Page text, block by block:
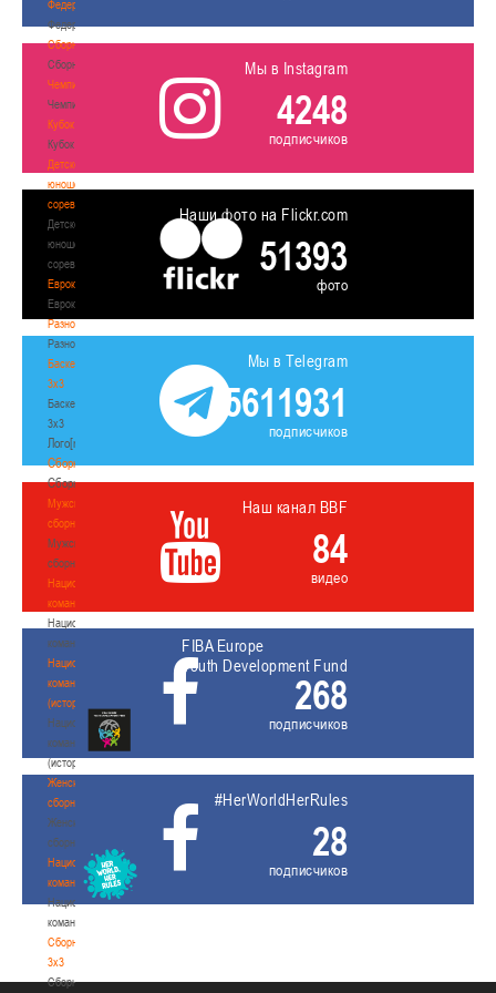
Федерация
Федерация
Сборные
Сборные
Чемпионат
Чемпионат
Кубок
Кубок
Детско-
юношеские
соревнования
Детско-
юношеские
соревнования
Еврокубки
Еврокубки
Разное
Разное
Баскетбол
3х3
Баскетбол
3х3
Лого[modid=121]
Сборные
Сборные
Мужские
сборные
Мужские
сборные
Национальная
команда
Национальная
команда
Национальная
команда
(история)
Национальная
команда
(история)
Женские
сборные
Женские
сборные
Национальная
команда
Национальная
команда
Сборные
3х3
Сборные
Мы в Instagram
4248
подписчиков
Наши фото на Flickr.com
51393
фото
Мы в Telegram
5611931
подписчиков
Наш канал BBF
84
видео
FIBA Europe
Youth Development Fund
268
подписчиков
#HerWorldHerRules
28
подписчиков